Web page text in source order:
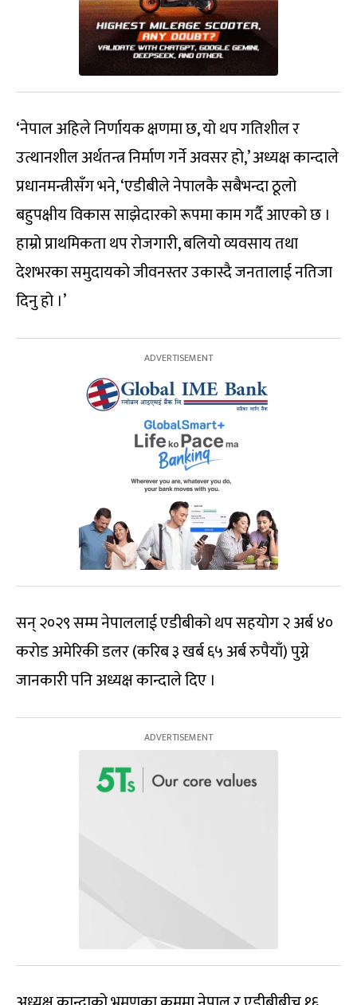
‘नेपाल अहिले निर्णायक क्षणमा छ, यो थप गतिशील र
उत्थानशील अर्थतन्त्र निर्माण गर्ने अवसर हो,’ अध्यक्ष कान्दाले
प्रधानमन्त्रीसँग भने, ‘एडीबीले नेपालकै सबैभन्दा ठूलो
बहुपक्षीय विकास साझेदारको रूपमा काम गर्दै आएको छ ।
हाम्रो प्राथमिकता थप रोजगारी, बलियो व्यवसाय तथा
देशभरका समुदायको जीवनस्तर उकास्दै जनतालाई नतिजा
दिनु हो ।’
सन् २०२९ सम्म नेपाललाई एडीबीको थप सहयोग २ अर्ब ४०
करोड अमेरिकी डलर (करिब ३ खर्ब ६५ अर्ब रुपैयाँ) पुग्ने
जानकारी पनि अध्यक्ष कान्दाले दिए ।